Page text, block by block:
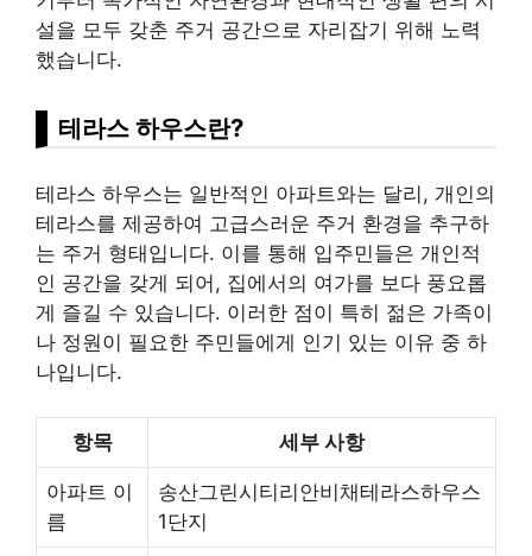
설을 모두 갖춘 주거 공간으로 자리잡기 위해 노력
했습니다.
테라스 하우스란?
테라스 하우스는 일반적인 아파트와는 달리, 개인의
테라스를 제공하여 고급스러운 주거 환경을 추구하
는 주거 형태입니다. 이를 통해 입주민들은 개인적
인 공간을 갖게 되어, 집에서의 여가를 보다 풍요롭
게 즐길 수 있습니다. 이러한 점이 특히 젊은 가족이
나 정원이 필요한 주민들에게 인기 있는 이유 중 하
나입니다.
항목 세부 사항
아파트 이
름
송산그린시티리안비채테라스하우스
1단지